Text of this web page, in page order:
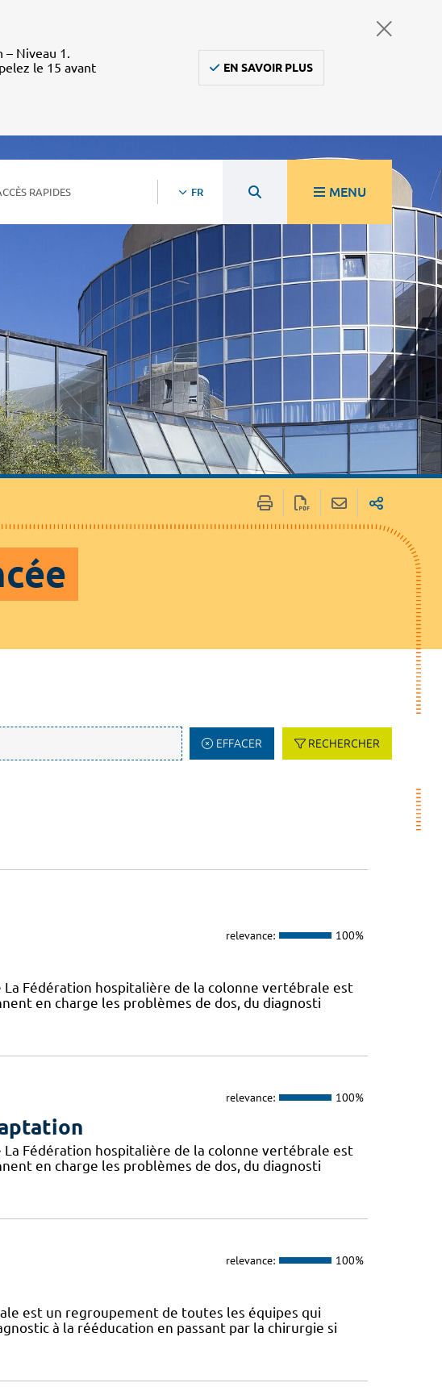
– Niveau 1.
le 15 avant
EN SAVOIR PLUS
RAPIDES FR MENU
EFFACER RECHERCHER
relevance: 100%
Fédération hospitalière de la colonne vertébrale est
en charge les problèmes de dos, du diagnosti
relevance: 100%
Fédération hospitalière de la colonne vertébrale est
en charge les problèmes de dos, du diagnosti
relevance: 100%
est un regroupement de toutes les équipes qui
à la rééducation en passant par la chirurgie si